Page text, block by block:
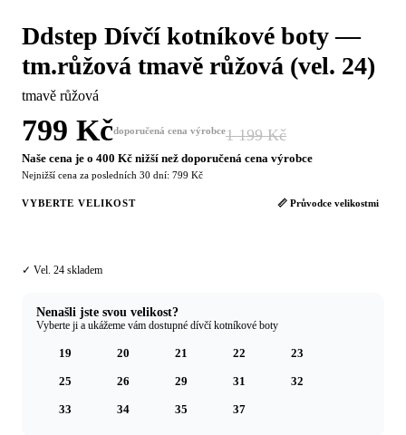
Ddstep Dívčí kotníkové boty —
tm.růžová tmavě růžová (vel. 24)
tmavě růžová
799 Kčdoporučená cena výrobce1 199 Kč
Naše cena je o 400 Kč nižší než doporučená cena výrobce
Nejnižší cena za posledních 30 dní: 799 Kč
VYBERTE VELIKOST 📏 Průvodce velikostmi
✓ Vel. 24 skladem
Nenašli jste svou velikost?
Vyberte ji a ukážeme vám dostupné dívčí kotníkové boty
19 20 21 22 23
25 26 29 31 32
33 34 35 37